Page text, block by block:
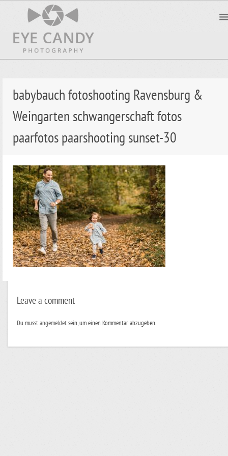
babybauch fotoshooting Ravensburg &
Weingarten schwangerschaft fotos
paarfotos paarshooting sunset-30
Leave a comment
Du musstangemeldetsein, um einen Kommentar abzugeben.